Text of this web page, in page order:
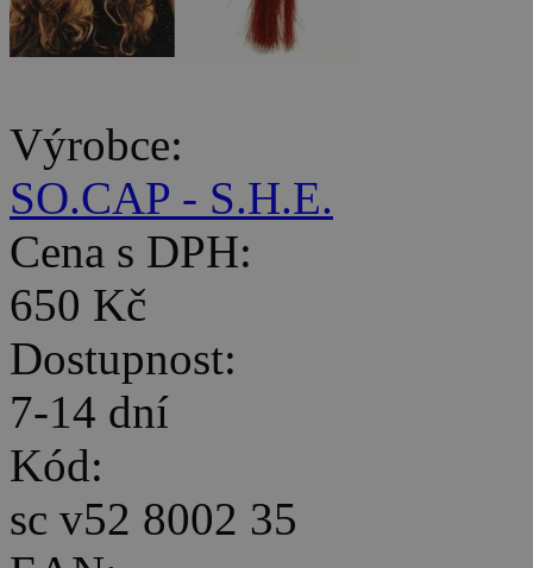
Výrobce:
SO.CAP - S.H.E.
Cena s DPH:
650 Kč
Dostupnost:
7-14 dní
Kód:
sc v52 8002 35